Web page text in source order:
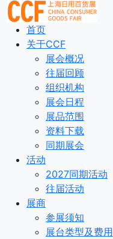
首页
关于CCF
展会概况
往届回顾
组织机构
展会日程
展品范围
资料下载
同期展会
活动
2027同期活动
往届活动
展商
参展须知
展台类型及费用